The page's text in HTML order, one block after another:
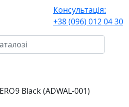
Консультація:
+38 (096) 012 04 30
Black (ADWAL-001)